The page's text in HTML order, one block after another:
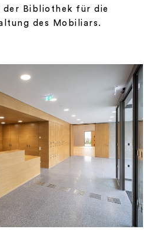
der Bibliothek für die
des Mobiliars.